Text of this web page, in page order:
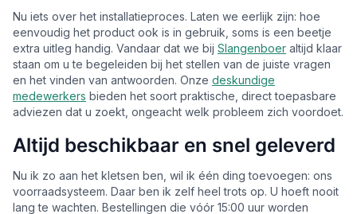
Nu iets over het installatieproces. Laten we eerlijk zijn: hoe
eenvoudig het product ook is in gebruik, soms is een beetje
extra uitleg handig. Vandaar dat we bij Slangenboer altijd klaar
staan om u te begeleiden bij het stellen van de juiste vragen
en het vinden van antwoorden. Onze deskundige
medewerkers bieden het soort praktische, direct toepasbare
adviezen dat u zoekt, ongeacht welk probleem zich voordoet.
Altijd beschikbaar en snel geleverd
Nu ik zo aan het kletsen ben, wil ik één ding toevoegen: ons
voorraadsysteem. Daar ben ik zelf heel trots op. U hoeft nooit
lang te wachten. Bestellingen die vóór 15:00 uur worden